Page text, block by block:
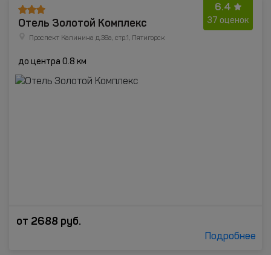
6.4
37 оценок
Отель Золотой Комплекс
Проспект Калинина д.38а, стр.1, Пятигорск
до центра 0.8 км
от 2688 руб.
Подробнее